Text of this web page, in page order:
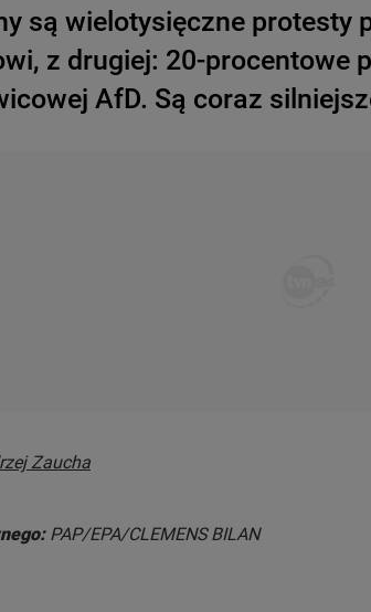
są wielotysięczne protesty
z drugiej: 20-procentowe
AfD. Są coraz
Zaucha
PAP/EPA/CLEMENS BILAN